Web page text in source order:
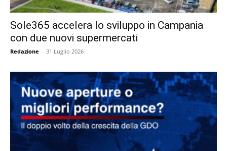
Sole365 accelera lo sviluppo in Campania
con due nuovi supermercati
Redazione - 31 Luglio 2026